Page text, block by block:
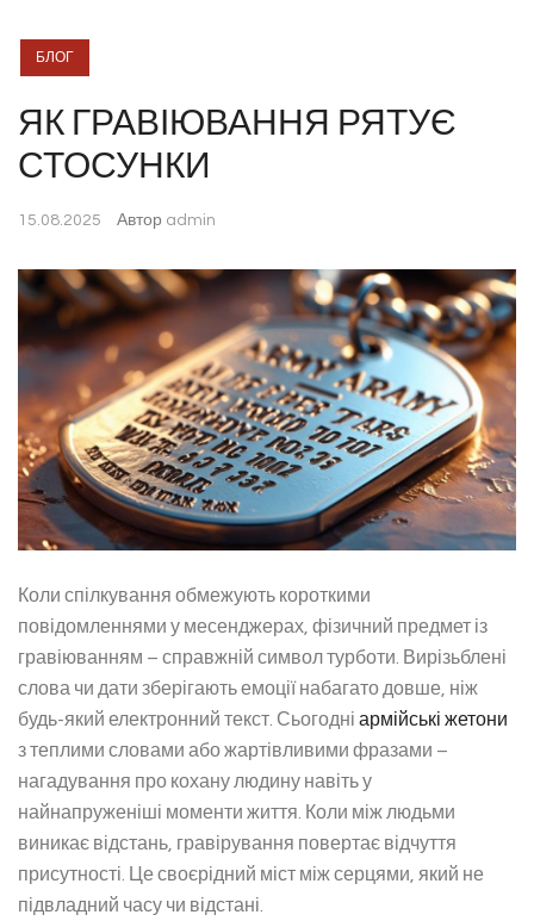
БЛОГ
ЯК ГРАВІЮВАННЯ РЯТУЄ
СТОСУНКИ
15.08.2025 Автор admin
Коли спілкування обмежують короткими
повідомленнями у месенджерах, фізичний предмет із
гравіюванням – справжній символ турботи. Вирізьблені
слова чи дати зберігають емоції набагато довше, ніж
будь-який електронний текст. Сьогодні армійські жетони
з теплими словами або жартівливими фразами –
нагадування про кохану людину навіть у
найнапруженіші моменти життя. Коли між людьми
виникає відстань, гравірування повертає відчуття
присутності. Це своєрідний міст між серцями, який не
підвладний часу чи відстані.